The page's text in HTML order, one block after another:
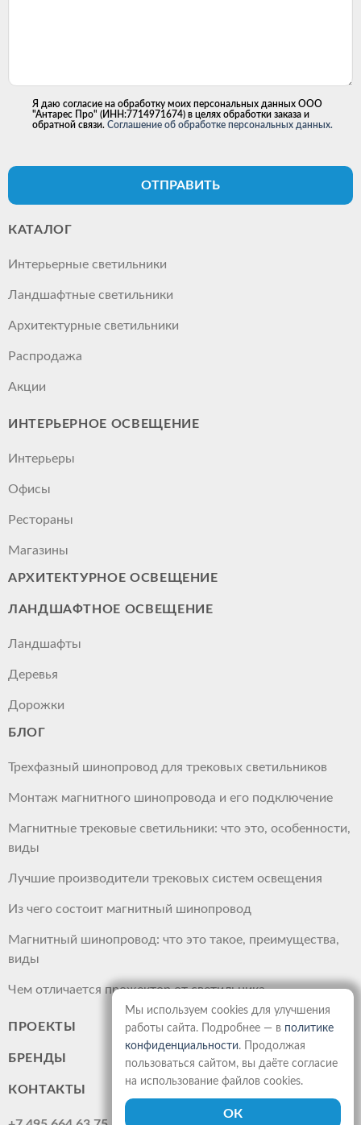
Я даю согласие на обработку моих персональных данных ООО
"Антарес Про" (ИНН:7714971674) в целях обработки заказа и
обратной связи. Соглашение об обработке персональных данных.
ОТПРАВИТЬ
КАТАЛОГ
Интерьерные светильники
Ландшафтные светильники
Архитектурные светильники
Распродажа
Акции
ИНТЕРЬЕРНОЕ ОСВЕЩЕНИЕ
Интерьеры
Офисы
Рестораны
Магазины
АРХИТЕКТУРНОЕ ОСВЕЩЕНИЕ
ЛАНДШАФТНОЕ ОСВЕЩЕНИЕ
Ландшафты
Деревья
Дорожки
БЛОГ
Трехфазный шинопровод для трековых светильников
Монтаж магнитного шинопровода и его подключение
Магнитные трековые светильники: что это, особенности,
виды
Лучшие производители трековых систем освещения
Из чего состоит магнитный шинопровод
Магнитный шинопровод: что это такое, преимущества,
виды
Чем отличается прожектор от светильника
ПРОЕКТЫ
БРЕНДЫ
КОНТАКТЫ
Мы используем cookies для улучшения
работы сайта. Подробнее — в политике
конфиденциальности. Продолжая
пользоваться сайтом, вы даёте согласие
на использование файлов cookies.